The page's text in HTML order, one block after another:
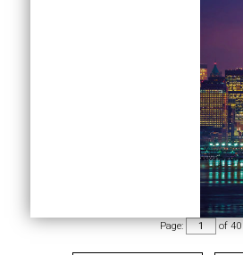
Page: of40